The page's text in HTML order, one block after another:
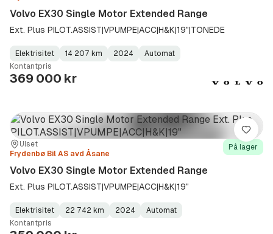
Volvo EX30 Single Motor Extended Range
Ext. Plus PILOT.ASSIST|VPUMPE|ACC|H&K|19"|TONEDE
Fuel
Type:
Elektrisitet
Kilometerstand:
14 207 km
Model
Year:
2024
Gearbox
Type:
Automat
Kontantpris
369 000 kr
Sted:
Ulset
Forhandler:
Frydenbø Bil AS avd Åsane
På lager
Volvo EX30 Single Motor Extended Range
Ext. Plus PILOT.ASSIST|VPUMPE|ACC|H&K|19"
Fuel
Type:
Elektrisitet
Kilometerstand:
22 742 km
Model
Year:
2024
Gearbox
Type:
Automat
Kontantpris
Lagre